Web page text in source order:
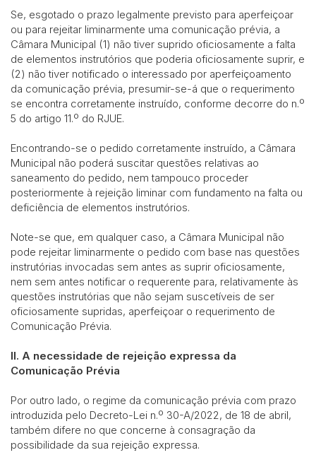
Se, esgotado o prazo legalmente previsto para aperfeiçoar
ou para rejeitar liminarmente uma comunicação prévia, a
Câmara Municipal (1) não tiver suprido oficiosamente a falta
de elementos instrutórios que poderia oficiosamente suprir, e
(2) não tiver notificado o interessado por aperfeiçoamento
da comunicação prévia, presumir-se-á que o requerimento
se encontra corretamente instruído, conforme decorre do n.º
5 do artigo 11.º do RJUE.
Encontrando-se o pedido corretamente instruído, a Câmara
Municipal não poderá suscitar questões relativas ao
saneamento do pedido, nem tampouco proceder
posteriormente à rejeição liminar com fundamento na falta ou
deficiência de elementos instrutórios.
Note-se que, em qualquer caso, a Câmara Municipal não
pode rejeitar liminarmente o pedido com base nas questões
instrutórias invocadas sem antes as suprir oficiosamente,
nem sem antes notificar o requerente para, relativamente às
questões instrutórias que não sejam suscetíveis de ser
oficiosamente supridas, aperfeiçoar o requerimento de
Comunicação Prévia.
II. A necessidade de rejeição expressa da
Comunicação Prévia
Por outro lado, o regime da comunicação prévia com prazo
introduzida pelo Decreto-Lei n.º 30-A/2022, de 18 de abril,
também difere no que concerne à consagração da
possibilidade da sua rejeição expressa.